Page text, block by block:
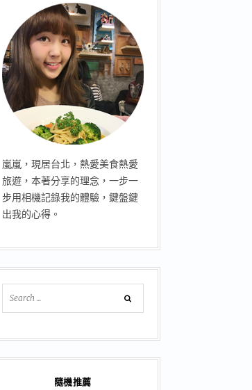
嵐嵐，現居台北，熱愛美食熱愛
旅遊，本著分享的理念，一步一
步用相機記錄我的體驗，鍵盤鍵
出我的心得。
隨機推薦